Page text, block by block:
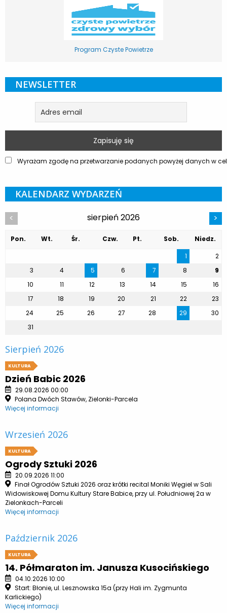
Program Czyste Powietrze
NEWSLETTER
Wyrażam zgodę na przetwarzanie podanych powyżej danych w
KALENDARZ WYDARZEŃ
< sierpień 2026 >
Pon. Wt. Śr. Czw. Pt. Sob.
Niedz.
1
2
3
4 5 6 7 8
9
10
11 12 13 14 15
16
17
18 19 20 21 22
23
24
25 26 27 28 29
30
31
Sierpień 2026
KULTURA
Dzień Babic 2026
29.08.2026 00:00
Polana Dwóch Stawów, Zielonki-Parcela
Więcej informacji
Wrzesień 2026
KULTURA
Ogrody Sztuki 2026
20.09.2026 11:00
Finał Ogrodów Sztuki 2026 oraz krótki recital Moniki Węgiel w Sali
Widowiskowej Domu Kultury Stare Babice, przy ul. Południowej 2a w
Zielonkach-Parceli
Więcej informacji
Październik 2026
KULTURA
14. Półmaraton im. Janusza Kusocińskiego
04.10.2026 10:00
Start: Błonie, ul. Lesznowska 15a (przy Hali im. Zygmunta
Karlickiego)
Więcej informacji